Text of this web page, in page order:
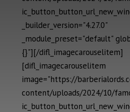
_builder_version="4.27.0"
_module_preset="default"
{}"][/difl_imagecarouselitem]
[difl_imagecarouselitem
image="https://
content/uploads/2024/10/